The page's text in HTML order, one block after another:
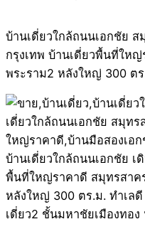
บ้านเดี่ยวใกล้ถนนเอกชัย ส
กรุงเทพ บ้านเดี่ยวพื้นที่ให
พระราม2 หลังใหญ่ 300 ต
บ้านเดี่ยวใกล้ถนนเอกชัย เ
พื้นที่ใหญ่ราคาดี สมุทรสาค
หลังใหญ่ 300 ตร.ม. ทำเล
เดี่ยว2 ชั้นมหาชัยเมืองทอ